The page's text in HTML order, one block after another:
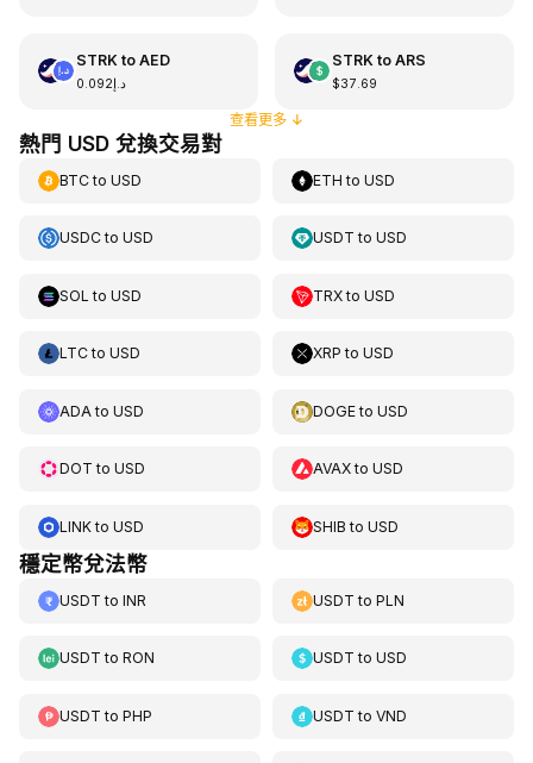
STRK to AED
د.إ0.092
STRK to ARS
$37.69
查看更多↓
熱門 USD 兌換交易對
BTCto USD ETH toUSD
USDCto USD USDT toUSD
SOL to USD TRXtoUSD
LTCto USD XRP toUSD
ADA to USD DOGEtoUSD
DOT to USD AVAXtoUSD
LINKto USD SHIB toUSD
穩定幣兌法幣
USDT to INR USDT toPLN
USDT to RON USDT toUSD
USDT to PHP USDT toVND